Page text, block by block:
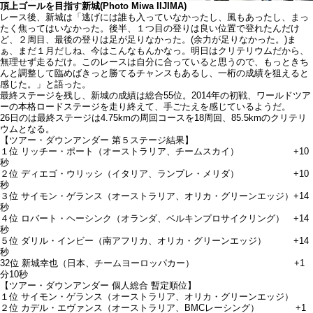
頂上ゴールを目指す新城(Photo Miwa IIJIMA)
レース後、新城は「逃げには誰も入っていなかったし、風もあったし、まっ
たく焦ってはいなかった。後半、１つ目の登りは良い位置で登れたんだけ
ど、２周目、最後の登りは足が足りなかった。(余力が足りなかった。)ま
ぁ、まだ１月だしね、今はこんなもんかなっ。明日はクリテリウムだから、
無理せず走るだけ。このレースは自分に合っていると思うので、もっときち
んと調整して臨めばきっと勝てるチャンスもあるし、一桁の成績を狙えると
感じた。」と語った。
最終ステージを残し、新城の成績は総合55位。2014年の初戦、ワールドツア
ーの本格ロードステージを走り終えて、手ごたえを感じているようだ。
26日のは最終ステージは4.75kmの周回コースを18周回、85.5kmのクリテリ
ウムとなる。
【ツアー・ダウンアンダー 第５ステージ結果】
１位 リッチー・ポート（オーストラリア、チームスカイ） +10
秒
２位 ディエゴ・ウリッシ（イタリア、ランプレ・メリダ） +10
秒
３位 サイモン・ゲランス（オーストラリア、オリカ・グリーンエッジ）+14
秒
４位 ロバート・ヘーシンク（オランダ、ベルキンプロサイクリング） +14
秒
５位 ダリル・インビー（南アフリカ、オリカ・グリーンエッジ） +14
秒
32位 新城幸也（日本、チームヨーロッパカー） +1
分10秒
【ツアー・ダウンアンダー 個人総合 暫定順位】
１位 サイモン・ゲランス（オーストラリア、オリカ・グリーンエッジ）
２位 カデル・エヴァンス（オーストラリア、BMCレーシング） +1